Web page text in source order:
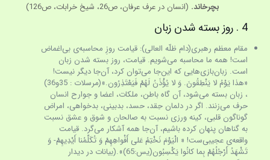
بچرخاند. (انسان در عرف عرفان، ص26، شیخ خرابات، ص126)
4 . روز بسته شدن زبان
مقام معظم رهبری(دام ظلّه العالی): قيامت روزِ محاسبه‌ى بى‌اغماض
است! همه‌ ما محاسبه مى‌شويم. قيامت، روز بسته شدن زبان
است. زبان‌بازى‌هايى كه اين‌جا مى‌توان كرد، آن‌جا ديگر نيست!
«هذا يَوْمُ‏ لا يَنْطِقُونَ‏. وَ لا يُؤْذَنُ‏ لَهُمْ‏ فَيَعْتَذِرُون‏.»(مرسلات : 35و36)
، زبان بسته مى‌شود، آن گاه باطن، ملكات، اعضا و جوارح انسان
حرف مى‌زنند. اگر در دلمان حِقد، حسد، بدبينى، بدخواهى، امراض
گوناگون قلبى، كينه ‌ورزى نسبت به صالحان و شوق و عشق نسبت
به گناهان پنهان كرده باشيم، آن‌جا همه آشكار مى‌گرد. قيامت
واقعه‌ى عجيبى‌ست! « الْيَوْمَ‏ نَخْتِمُ‏ عَلى‏ أَفْواهِهِمْ‏ وَ تُكَلِّمُنا أَيْدِيهِمْ‏- وَ
تَشْهَدُ أَرْجُلُهُمْ‏ بِما كانُوا يَكْسِبُون(يس:65)‏».(بيانات در ديدار